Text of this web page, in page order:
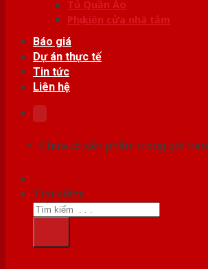
Tủ Quần Áo
Phụ kiện cửa nhà tắm
Báo giá
Dự án thực tế
Tin tức
Liên hệ
Chưa có sản phẩm trong giỏ
Tìm kiếm: